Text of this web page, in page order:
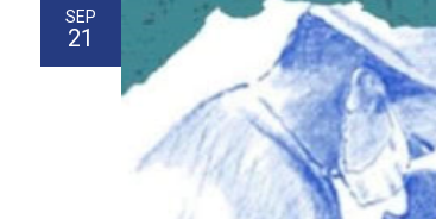
SEP
21